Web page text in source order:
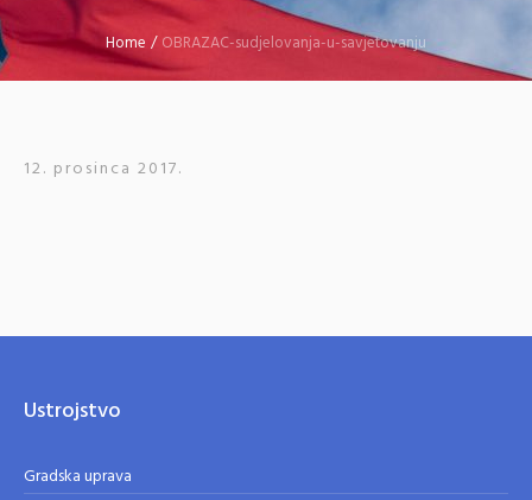
Home /OBRAZAC-sudjelovanja-u-savjetovanju
12. prosinca 2017.
Ustrojstvo
Gradska uprava